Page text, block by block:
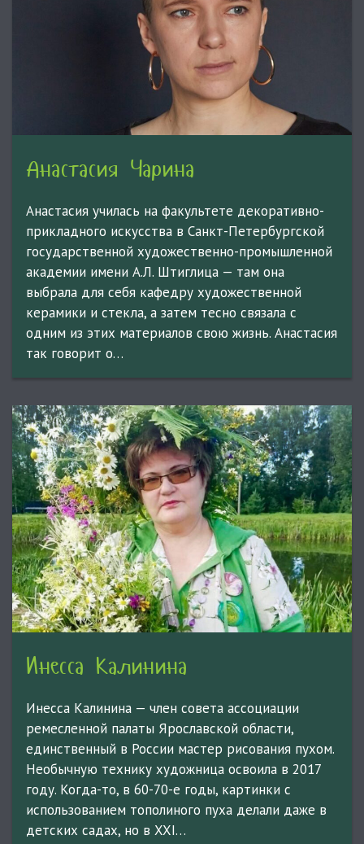
Анастасия Чарина
Анастасия училась на факультете декоративно-
прикладного искусства в Санкт-Петербургской
государственной художественно-промышленной
академии имени А.Л. Штиглица — там она
выбрала для себя кафедру художественной
керамики и стекла, а затем тесно связала с
одним из этих материалов свою жизнь. Анастасия
так говорит о…
Инесса Калинина
Инесса Калинина — член совета ассоциации
ремесленной палаты Ярославской области,
единственный в России мастер рисования пухом.
Необычную технику художница освоила в 2017
году. Когда-то, в 60-70-е годы, картинки с
использованием тополиного пуха делали даже в
детских садах, но в XXI…